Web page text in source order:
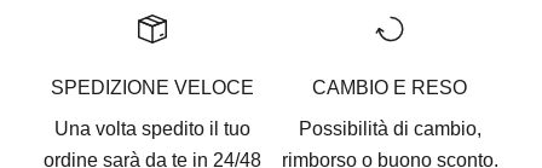
SPEDIZIONE VELOCE
Una volta spedito il tuo
ordine sarà da te in 24/48
CAMBIO E RESO
Possibilità di cambio,
rimborso o buono sconto.